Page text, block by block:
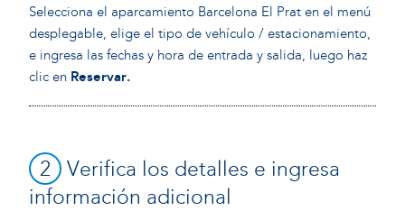
Selecciona el aparcamiento Barcelona El Prat en el menú
desplegable, elige el tipo de vehículo / estacionamiento,
e ingresa las fechas y hora de entrada y salida, luego haz
clic en Reservar.
2
Verifica los detalles e ingresa
información adicional